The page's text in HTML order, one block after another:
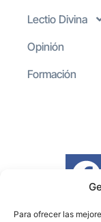
Para ofrecer las
Lectio Divina
Opinión
Formación